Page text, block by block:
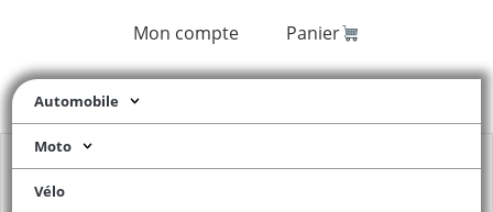
Mon compte Panier
Automobile
Moto
Vélo